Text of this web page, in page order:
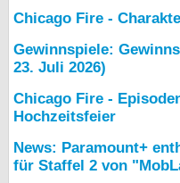
Chicago Fire -
Gewinnspiele:
23. Juli 2026)
Chicago Fire -
Hochzeitsfeier
News: Paramount+
für Staffel 2 von